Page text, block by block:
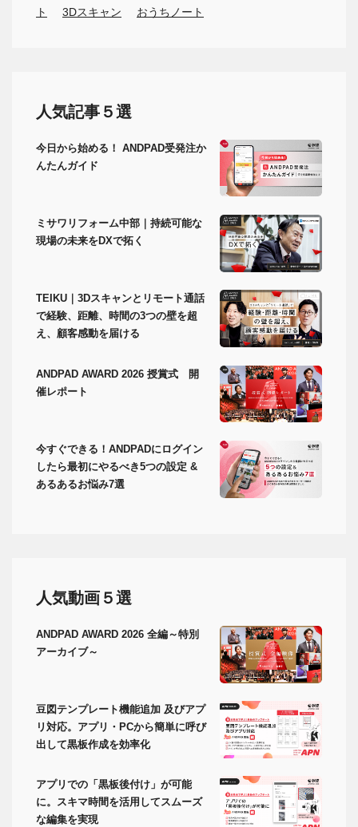
ト
3Dスキャン おうちノート
人気記事５選
今日から始める！ ANDPAD受発注か
んたんガイド
ミサワリフォーム中部｜持続可能な
現場の未来をDXで拓く
TEIKU｜3Dスキャンとリモート通話
で経験、距離、時間の3つの壁を超
え、顧客感動を届ける
ANDPAD AWARD 2026 授賞式 開
催レポート
今すぐできる！ANDPADにログイン
したら最初にやるべき5つの設定 &
あるあるお悩み7選
人気動画５選
ANDPAD AWARD 2026 全編～特別
アーカイブ～
豆図テンプレート機能追加 及びアプ
リ対応。アプリ・PCから簡単に呼び
出して黒板作成を効率化
アプリでの「黒板後付け」が可能
に。スキマ時間を活用してスムーズ
な編集を実現